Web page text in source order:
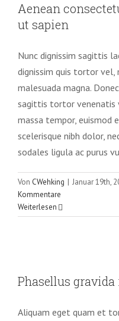
Aenean
ut sapien
Nunc dignissim sagittis
dignissim quis tortor vel,
malesuada magna.
sagittis tortor venenatis
massa tempor, euismod
scelerisque nibh dolor,
sodales ligula ac purus
Von CWehking | Januar 19th,
Kommentare
Weiterlesen
Phasellus gravida
Aliquam eget quam et